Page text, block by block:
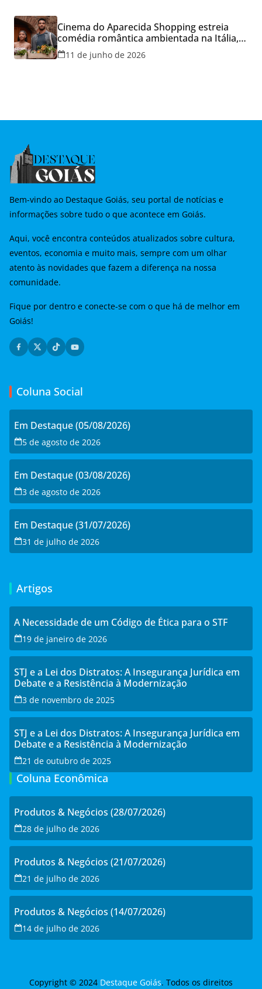
Cinema do Aparecida Shopping estreia
comédia romântica ambientada na Itália,
hoje e lança promoção para o Dia dos
Namorados
11 de junho de 2026
Bem-vindo ao Destaque Goiás, seu portal de notícias e
informações sobre tudo o que acontece em Goiás.
Aqui, você encontra conteúdos atualizados sobre cultura,
eventos, economia e muito mais, sempre com um olhar
atento às novidades que fazem a diferença na nossa
comunidade.
Fique por dentro e conecte-se com o que há de melhor em
Goiás!
Coluna Social
Em Destaque (05/08/2026)
5 de agosto de 2026
Em Destaque (03/08/2026)
3 de agosto de 2026
Em Destaque (31/07/2026)
31 de julho de 2026
Artigos
A Necessidade de um Código de Ética para o STF
19 de janeiro de 2026
STJ e a Lei dos Distratos: A Insegurança Jurídica em
Debate e a Resistência à Modernização
3 de novembro de 2025
STJ e a Lei dos Distratos: A Insegurança Jurídica em
Debate e a Resistência à Modernização
21 de outubro de 2025
Coluna Econômica
Produtos & Negócios (28/07/2026)
28 de julho de 2026
Produtos & Negócios (21/07/2026)
21 de julho de 2026
Produtos & Negócios (14/07/2026)
14 de julho de 2026
Copyright © 2024 Destaque Goiás. Todos os direitos